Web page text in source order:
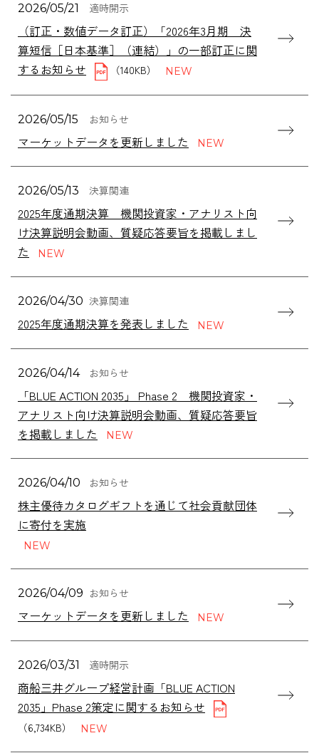
2026/05/21 適時開示
（訂正・数値データ訂正）「2026年3月期 決
算短信［日本基準］（連結）」の一部訂正に関
するお知らせ
（140KB）
2026/05/15 お知らせ
マーケットデータを更新しました
2026/05/13 決算関連
2025年度通期決算 機関投資家・アナリスト向
け決算説明会動画、質疑応答要旨を掲載しまし
た
2026/04/30 決算関連
2025年度通期決算を発表しました
2026/04/14 お知らせ
「BLUE ACTION 2035」 Phase 2 機関投資家・
アナリスト向け決算説明会動画、質疑応答要旨
を掲載しました
2026/04/10 お知らせ
株主優待カタログギフトを通じて社会貢献団体
2026/04/09 お知らせ
マーケットデータを更新しました
2026/03/31 適時開示
商船三井グループ経営計画「BLUE ACTION
2035」Phase 2策定に関するお知らせ
（6,734KB）